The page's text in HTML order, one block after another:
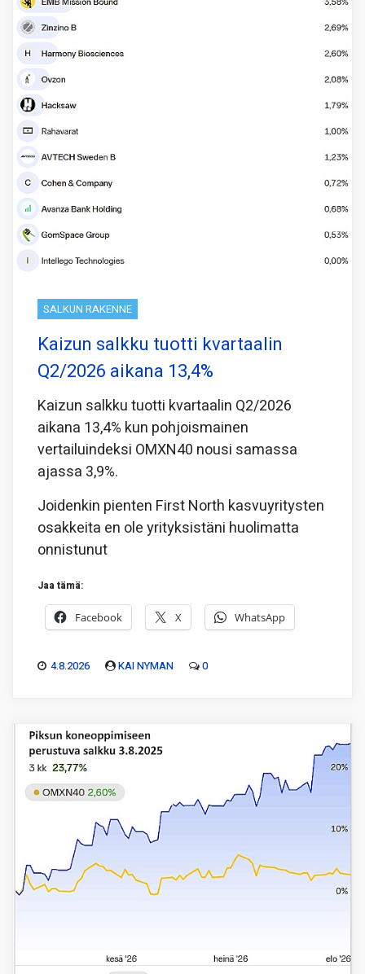
SALKUN RAKENNE
Kaizun salkku tuotti kvartaalin
Q2/2026 aikana 13,4%
Kaizun salkku tuotti kvartaalin Q2/2026
aikana 13,4% kun pohjoismainen
vertailuindeksi OMXN40 nousi samassa
ajassa 3,9%.
Joidenkin pienten First North kasvuyritysten
osakkeita en ole yrityksistäni huolimatta
onnistunut
Jaa tämä:
Facebook X WhatsApp
4.8.2026 KAI NYMAN 0